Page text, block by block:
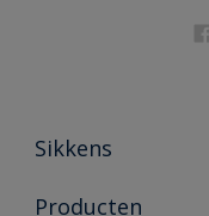
Sikkens
Over Sikkens
Producten